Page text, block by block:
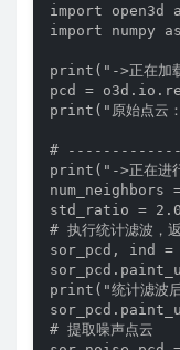
import open3d
import numpy
print("->正在加
pcd =
print("原始点云
#
print("->正在进
num_neighbors
std_ratio = 2.0
# 执行统计滤波，
sor_pcd, ind
print("统计滤波
# 提取噪声点云